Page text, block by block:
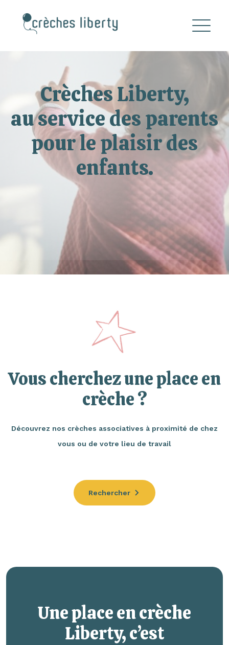
Crèches Liberty,
au service des parents
pour le plaisir des
enfants.
Vous cherchez une place en
crèche ?
Découvrez nos crèches associatives à proximité de chez
vous ou de votre lieu de travail
Rechercher
Une place en crèche
Liberty, c’est